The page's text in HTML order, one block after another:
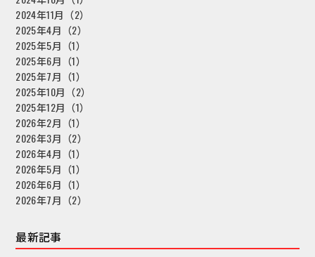
2024年11月（2）
2025年4月（2）
2025年5月（1）
2025年6月（1）
2025年7月（1）
2025年10月（2）
2025年12月（1）
2026年2月（1）
2026年3月（2）
2026年4月（1）
2026年5月（1）
2026年6月（1）
2026年7月（2）
最新記事